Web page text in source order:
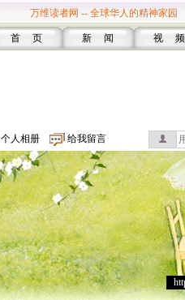
万维读者网 -- 全球华人的精神家园
首 页 新 闻 视 频
个人相册 给我留言